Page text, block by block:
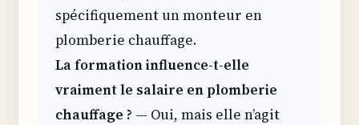
spécifiquement un monteur en
plomberie chauffage.
La formation influence-t-elle
vraiment le salaire en plomberie
chauffage ? — Oui, mais elle n’agit